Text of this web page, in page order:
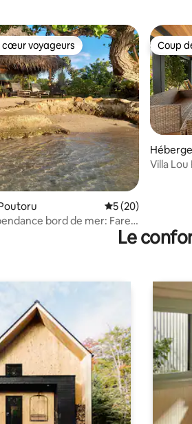
voyageurs les plus appréciés
cœur voyageurs
Évaluation
5 (20)
bord de mer: Fare
Coup
Coup
Villa
Le